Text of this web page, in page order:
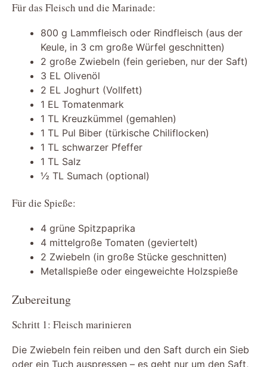
Für das Fleisch und die Marinade:
800 g Lammfleisch oder Rindfleisch (aus der
Keule, in 3 cm große Würfel geschnitten)
2 große Zwiebeln (fein gerieben, nur der Saft)
3 EL Olivenöl
2 EL Joghurt (Vollfett)
1 EL Tomatenmark
1 TL Kreuzkümmel (gemahlen)
1 TL Pul Biber (türkische Chiliflocken)
1 TL schwarzer Pfeffer
1 TL Salz
½ TL Sumach (optional)
Für die Spieße:
4 grüne Spitzpaprika
4 mittelgroße Tomaten (geviertelt)
2 Zwiebeln (in große Stücke geschnitten)
Metallspieße oder eingeweichte Holzspieße
Zubereitung
Schritt 1: Fleisch marinieren
Die Zwiebeln fein reiben und den Saft durch ein Sieb
oder ein Tuch auspressen – es geht nur um den Saft,